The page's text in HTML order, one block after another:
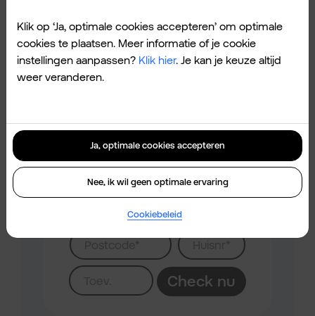
opzegbaar.
Postcodecheck
Check hier of Glasvezel beschikbaar
is op jouw adres.
Check nu
Klik op ‘Ja, optimale cookies accepteren’ om optimale
cookies te plaatsen. Meer informatie of je cookie
instellingen aanpassen? Klik hier. Je kan je keuze altijd
weer veranderen.
Ja, optimale cookies accepteren
Nee, ik wil geen optimale ervaring
Cookiebeleid